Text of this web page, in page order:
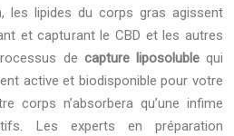
les lipides du corps gras agissent
et capturant le CBD et les autres
de capture liposolublequi
active et biodisponible pour votre
corps n’absorbera qu’une infime
Les experts en préparation